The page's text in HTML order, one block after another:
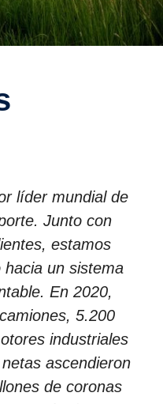
líder mundial de
Junto con
estamos
hacia un sistema
En 2020,
5.200
industriales
ascendieron
de coronas